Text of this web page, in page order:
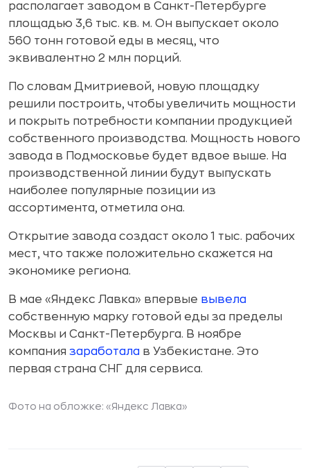
располагает заводом в Санкт-Петербурге
площадью 3,6 тыс. кв. м. Он выпускает около
560 тонн готовой еды в месяц, что
эквивалентно 2 млн порций.
По словам Дмитриевой, новую площадку
решили построить, чтобы увеличить мощности
и покрыть потребности компании продукцией
собственного производства. Мощность нового
завода в Подмосковье будет вдвое выше. На
производственной линии будут выпускать
наиболее популярные позиции из
ассортимента, отметила она.
Открытие завода создаст около 1 тыс. рабочих
мест, что также положительно скажется на
экономике региона.
В мае «Яндекс Лавка» впервые вывела
собственную марку готовой еды за пределы
Москвы и Санкт-Петербурга. В ноябре
компания заработала в Узбекистане. Это
первая страна СНГ для сервиса.
Фото на обложке: «Яндекс Лавка»